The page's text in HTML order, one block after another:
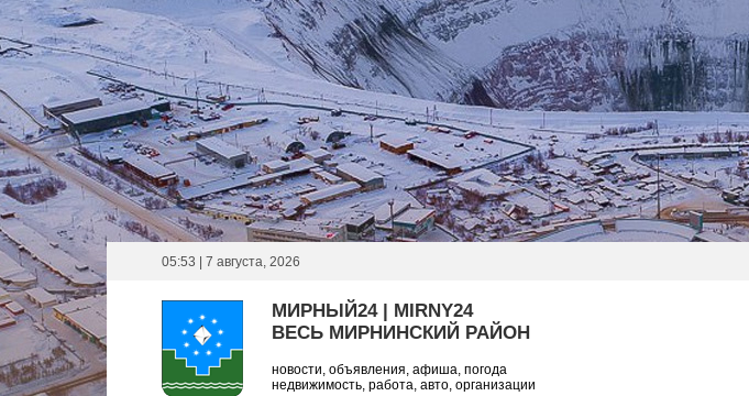
05:53 | 7 августа, 2026
МИРНЫЙ24 | MIRNY24
ВЕСЬ МИРНИНСКИЙ РАЙОН
новости, объявления, афиша, погода
недвижимость, работа, авто, организации